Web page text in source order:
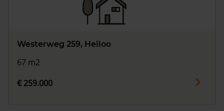
Westerweg 259, Heiloo
67 m2
€ 259.000